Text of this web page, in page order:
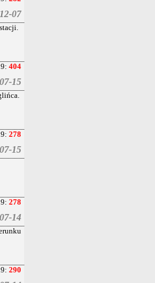
07
404
15
278
15
278
14
290